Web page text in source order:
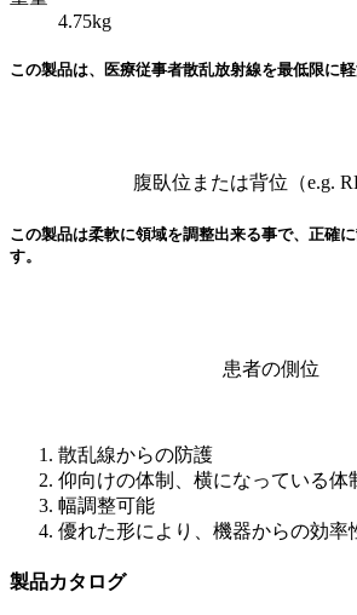
4.75kg
この製品は、医療従事者散乱放射線を最低限に軽
腹臥位または背位（e.g.
この製品は柔軟に領域を調整出来る事で、正確
す。
患者の側位
散乱線からの防護
仰向けの体制、横になっている体
幅調整可能
優れた形により、機器からの効率
製品カタログ